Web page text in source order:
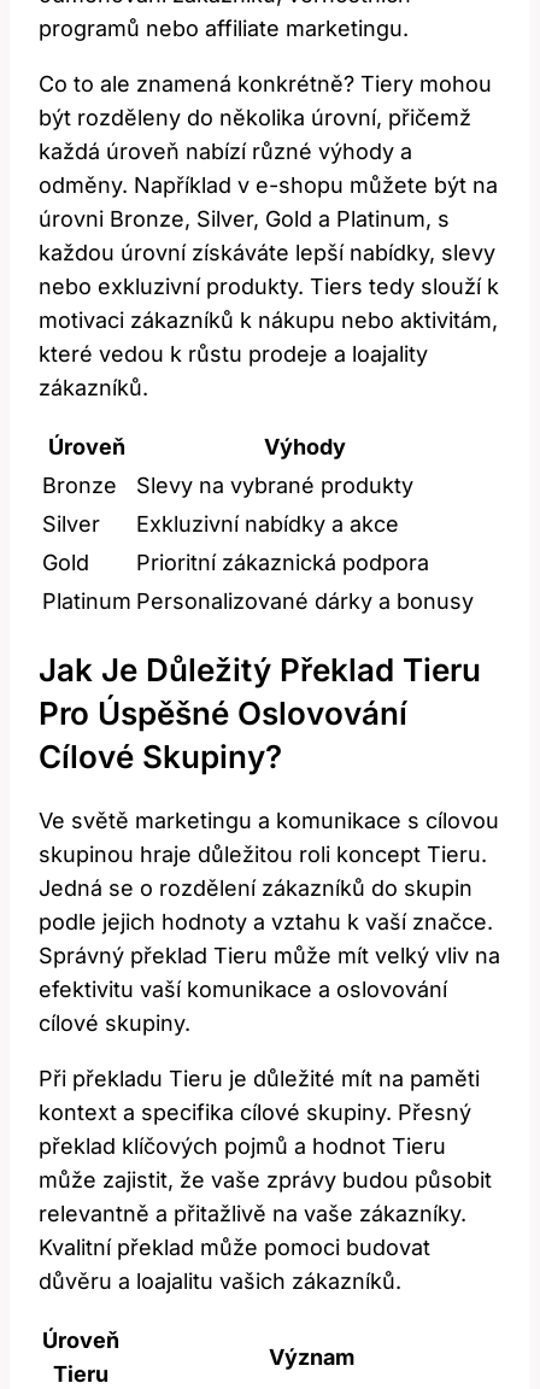
programů nebo affiliate marketingu.
Co to ale znamená konkrétně? Tiery mohou
být rozděleny do několika úrovní, přičemž
každá úroveň nabízí různé výhody a
odměny. Například v e-shopu můžete být na
úrovni Bronze, Silver, Gold a Platinum, s
každou úrovní získáváte lepší nabídky, slevy
nebo exkluzivní produkty. Tiers tedy slouží k
motivaci zákazníků k nákupu nebo aktivitám,
které vedou k růstu prodeje a loajality
zákazníků.
Úroveň
Výhody
Bronze
Slevy na vybrané produkty
Silver
Exkluzivní nabídky a akce
Gold
Prioritní zákaznická podpora
Platinum Personalizované dárky a bonusy
Jak Je Důležitý Překlad Tieru
Pro Úspěšné Oslovování
Cílové Skupiny?
Ve světě marketingu a komunikace s cílovou
skupinou hraje důležitou roli koncept Tieru.
Jedná se o rozdělení zákazníků do skupin
podle jejich hodnoty a vztahu k vaší značce.
Správný překlad Tieru může mít velký vliv na
efektivitu vaší komunikace a oslovování
cílové skupiny.
Při překladu Tieru je důležité mít na paměti
kontext a specifika cílové skupiny. Přesný
překlad klíčových pojmů a hodnot Tieru
může zajistit, že vaše zprávy budou působit
relevantně a přitažlivě na vaše zákazníky.
Kvalitní překlad může pomoci budovat
důvěru a loajalitu vašich zákazníků.
Úroveň
Tieru
Význam